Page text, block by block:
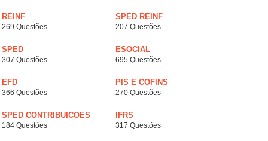
REINF
269 Questões
SPED REINF
207 Questões
SPED
307 Questões
ESOCIAL
695 Questões
EFD
366 Questões
PIS E COFINS
270 Questões
SPED CONTRIBUICOES
184 Questões
IFRS
317 Questões